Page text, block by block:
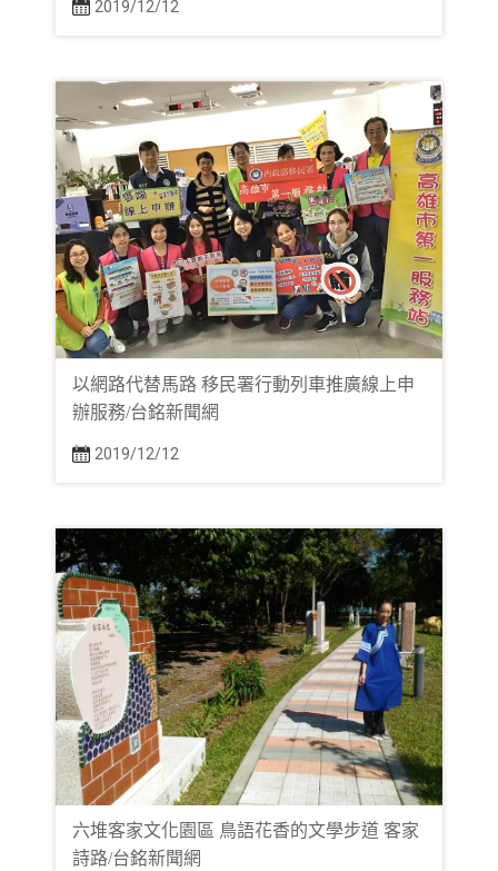
2019/12/12
以網路代替馬路 移民署行動列車推廣線上申
辦服務/台銘新聞網
2019/12/12
六堆客家文化園區 鳥語花香的文學步道 客家
詩路/台銘新聞網